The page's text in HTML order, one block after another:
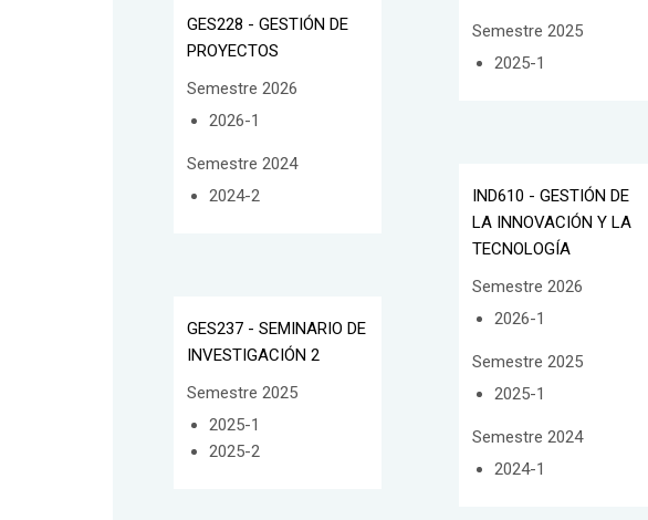
GES228 - GESTIÓN DE
PROYECTOS
Semestre 2026
2026-1
Semestre 2024
2024-2
GES237 - SEMINARIO DE
INVESTIGACIÓN 2
Semestre 2025
2025-1
2025-2
Semestre 2025
2025-1
IND610 - GESTIÓN DE
LA INNOVACIÓN Y LA
TECNOLOGÍA
Semestre 2026
2026-1
Semestre 2025
2025-1
Semestre 2024
2024-1